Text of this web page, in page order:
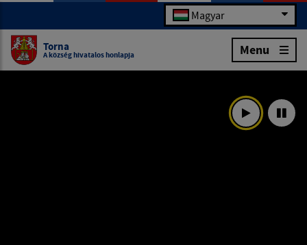
Magyar
Torna
A község hivatalos honlapja Menu